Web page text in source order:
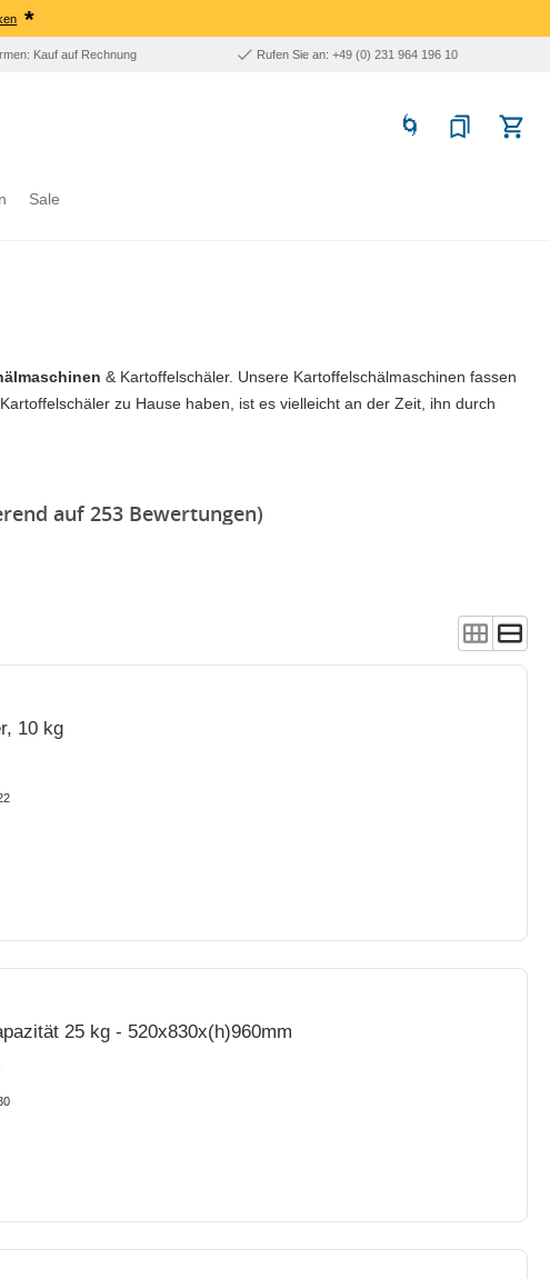
*
Kauf auf Rechnung Rufen Sie an: +49 (0) 231 964 196 10
Sale
& Kartoffelschäler. Unsere Kartoffelschälmaschinen fassen
zu Hause haben, ist es vielleicht an der Zeit, ihn durch
auf 253 Bewertungen)
10 kg
25 kg - 520x830x(h)960mm